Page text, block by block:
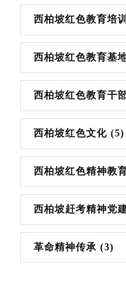
西柏坡红色教育培训
西柏坡红色教育基
西柏坡红色教育干
西柏坡红色文化 (5)
西柏坡红色精神教
西柏坡赶考精神党
革命精神传承 (3)